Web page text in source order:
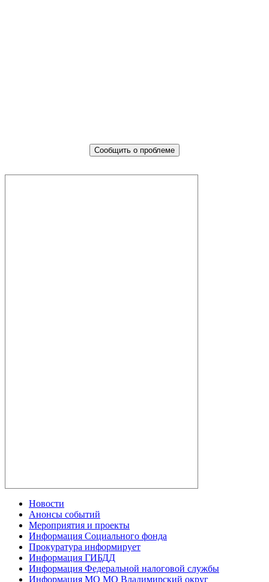
Сообщить о проблеме
Новости
Анонсы событий
Мероприятия и проекты
Информация Социального фонда
Прокуратура информирует
Информация ГИБДД
Информация Федеральной налоговой службы
Информация МО МО Владимирский округ